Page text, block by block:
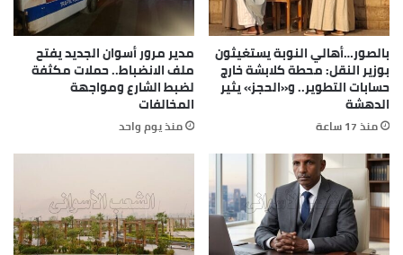
بالصور…أهالي النوبة يستغيثون
بوزير النقل: محطة كلابشة خارج
حسابات التطوير.. و«الحجز» يثير
الدهشة
منذ 17 ساعة
مدير مرور أسوان الجديد يفتح
ملف الانضباط.. حملات مكثفة
لضبط الشارع ومواجهة
المخالفات
منذ يوم واحد